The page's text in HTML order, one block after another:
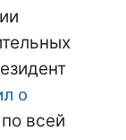
о
по всей